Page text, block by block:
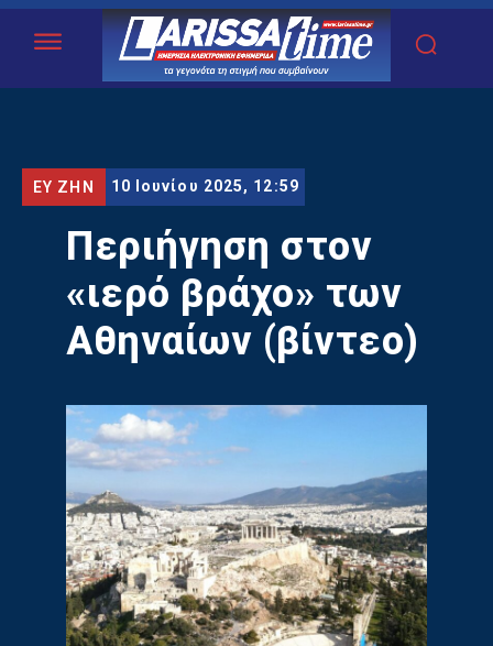
ΕΥ ΖΗΝ 10 Ιουνίου 2025, 12:59
Περιήγηση στον
«ιερό βράχο» των
Αθηναίων (βίντεο)